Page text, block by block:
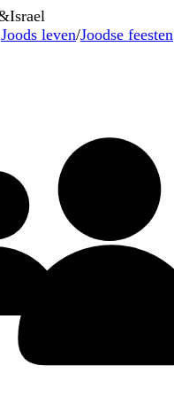
Joods leven/Joodse feesten